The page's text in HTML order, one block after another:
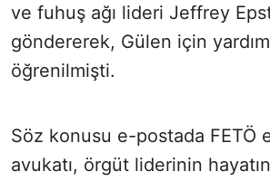
ve fuhuş ağı lideri Jeffrey
göndererek, Gülen için
öğrenilmişti.
Söz konusu e-postada FETÖ
avukatı, örgüt liderinin